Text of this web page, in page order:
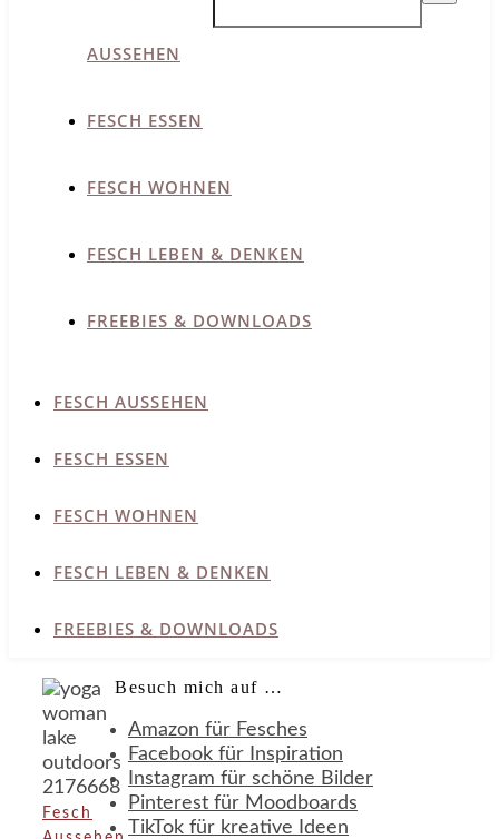
AUSSEHEN
FESCH ESSEN
FESCH WOHNEN
FESCH LEBEN & DENKEN
FREEBIES & DOWNLOADS
FESCH AUSSEHEN
FESCH ESSEN
FESCH WOHNEN
FESCH LEBEN & DENKEN
FREEBIES & DOWNLOADS
Fesch
Besuch mich auf …
Amazon für Fesches
Facebook für Inspiration
Instagram für schöne Bilder
Pinterest für Moodboards
TikTok für kreative Ideen